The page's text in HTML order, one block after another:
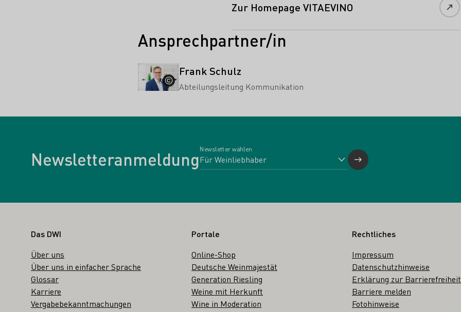
Zur Homepage VITAEVINO
Ansprechpartner/in
Frank Schulz
Abteilungsleitung Kommunikation
Newsletteranmeldung
Newsletter wählen
Fußbereich
Das DWI
Über uns
Über uns in einfacher Sprache
Glossar
Karriere
Vergabebekanntmachungen
Portale
Online-Shop
Deutsche Weinmajestät
Generation Riesling
Weine mit Herkunft
Wine in Moderation
Rechtliches
Impressum
Datenschutzhinweise
Erklärung zur Barrierefreiheit
Barriere melden
Fotohinweise